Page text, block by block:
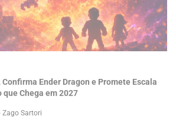
Ender Dragon e Promete Escala
Chega em 2027
Zago Sartori